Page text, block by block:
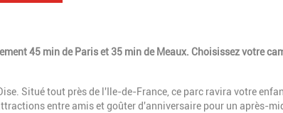
45 min de Paris et 35 min de Meaux. Choisissez votre
Situé tout près de l'Ile-de-France, ce parc ravira votre
entre amis et goûter d'anniversaire pour un après-